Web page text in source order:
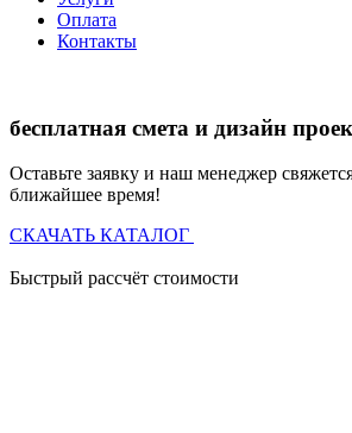
Оплата
Контакты
бесплатная смета и дизайн
Оставьте заявку и наш менеджер
ближайшее время!
СКАЧАТЬ КАТАЛОГ
Быстрый рассчёт стоимости